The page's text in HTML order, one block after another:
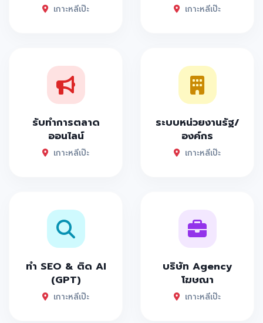
เกาะหลีเป๊ะ เกาะหลีเป๊ะ
รับทำการตลาด
ออนไลน์
เกาะหลีเป๊ะ
ระบบหน่วยงานรัฐ/
องค์กร
เกาะหลีเป๊ะ
ทำ SEO & ติด AI
(GPT)
เกาะหลีเป๊ะ
บริษัท Agency
โฆษณา
เกาะหลีเป๊ะ